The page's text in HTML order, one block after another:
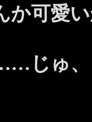
か可愛
……じゅ